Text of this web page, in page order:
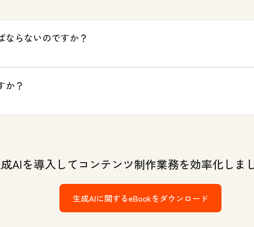
ならないのですか？
か？
AIを導入してコンテンツ制作業務を効率化しま
生成AIに関するeBookをダウンロード